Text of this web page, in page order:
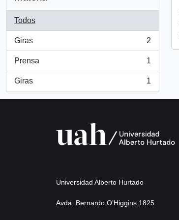
Todos
Giras
, 2 resultados
2
Prensa
, 1 resultados
1
Giras
, 1 resultados
1
Universidad Alberto Hurtado
Avda. Bernardo O’Higgins 1825